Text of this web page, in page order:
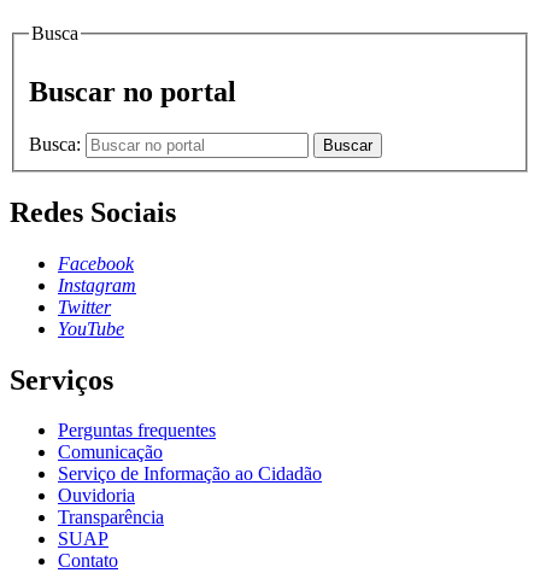
Busca
Buscar no portal
Busca: Buscar
Redes Sociais
Facebook
Instagram
Twitter
YouTube
Serviços
Perguntas frequentes
Comunicação
Serviço de Informação ao Cidadão
Ouvidoria
Transparência
SUAP
Contato